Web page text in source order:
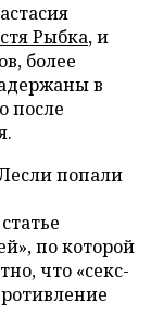
Рыбка, и
более
в
после
попали
по которой
что «секс-